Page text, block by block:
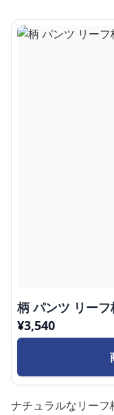
柄 パンツ リー
¥3,540
ナチュラルなリーフ